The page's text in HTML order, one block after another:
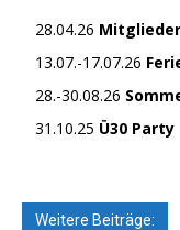
28.04.26
13.07.-17.07.26
28.-30.08.26
31.10.25 Ü30 Party
Weitere Beiträge: